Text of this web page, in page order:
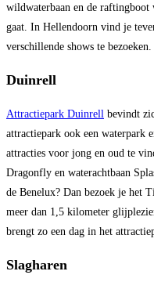
wildwaterbaan en de
gaat. In Hellendoorn vind je
verschillende shows te bezoeken.
Duinrell
Attractiepark Duinrell bevindt
attractiepark ook een waterpark
attracties voor jong en oud te
Dragonfly en waterachtbaan
de Benelux? Dan bezoek je het
meer dan 1,5 kilometer
brengt zo een dag in het
Slagharen